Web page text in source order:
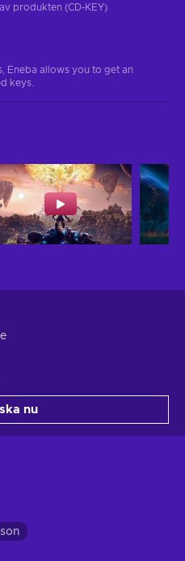
produkten (CD-KEY)
Eneba allows you to get an
keys.
nu